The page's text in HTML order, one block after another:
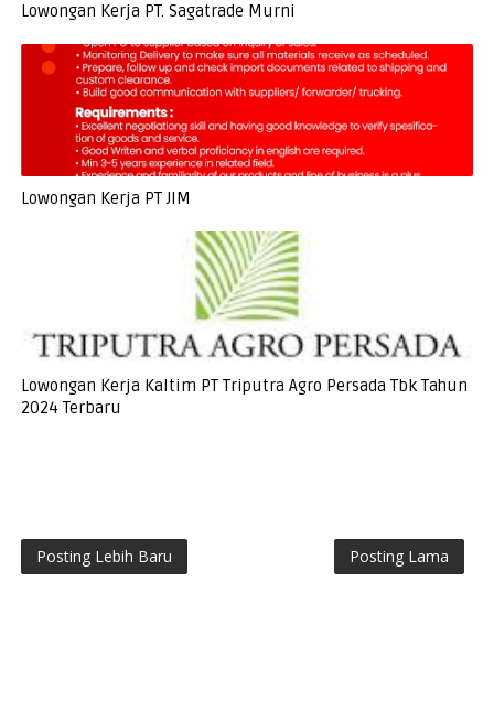
Lowongan Kerja PT. Sagatrade Murni
Lowongan Kerja PT JIM
Lowongan Kerja Kaltim PT Triputra Agro Persada Tbk Tahun
2024 Terbaru
Posting Lebih Baru Posting Lama